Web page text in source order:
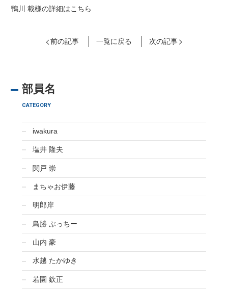
鴨川 載様の詳細はこちら
前の記事 一覧に戻る 次の記事
部員名
CATEGORY
iwakura
塩井 隆夫
関戸 崇
まちゃお伊藤
明郎岸
鳥勝 ぶっちー
山内 豪
水越 たかゆき
若園 欽正